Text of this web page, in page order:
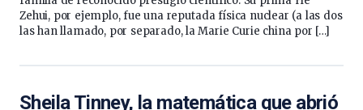
Zehui, por ejemplo, fue una reputada física nuclear (a las dos
las han llamado, por separado, la Marie Curie china por […]
Sheila Tinney, la matemática que abrió